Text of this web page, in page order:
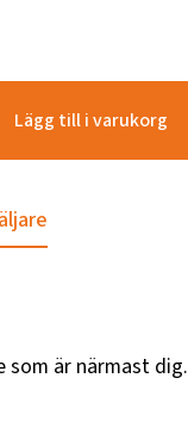
Lägg till i varukorg
som är närmast dig.